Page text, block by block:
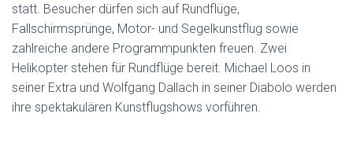
statt. Besucher dürfen sich auf Rundflüge,
Fallschirmsprünge, Motor- und Segelkunstflug sowie
zahlreiche andere Programmpunkten freuen. Zwei
Helikopter stehen für Rundflüge bereit. Michael Loos in
seiner Extra und Wolfgang Dallach in seiner Diabolo werden
ihre spektakulären Kunstflugshows vorführen.